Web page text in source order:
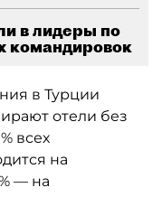
в лидеры по
командировок
в Турции
отели без
всех
на
— на